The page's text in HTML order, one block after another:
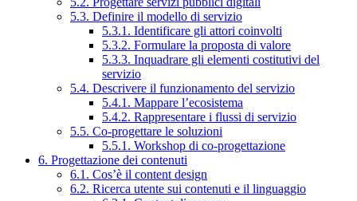
5.3. Definire il modello di servizio
5.3.1. Identificare gli attori coinvolti
5.3.2. Formulare la proposta di valore
5.3.3. Inquadrare gli elementi costitutivi del
servizio
5.4. Descrivere il funzionamento del servizio
5.4.1. Mappare l’ecosistema
5.4.2. Rappresentare i flussi di servizio
5.5. Co-progettare le soluzioni
5.5.1. Workshop di co-progettazione
6. Progettazione dei contenuti
6.1. Cos’è il content design
6.2. Ricerca utente sui contenuti e il linguaggio